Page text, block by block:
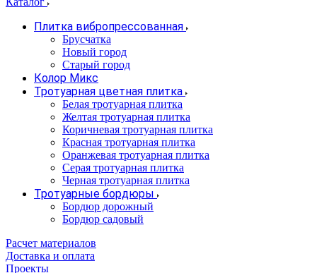
Плитка вибропрессованная
Брусчатка
Новый город
Старый город
Колор Микс
Тротуарная цветная плитка
Белая тротуарная плитка
Желтая тротуарная плитка
Коричневая тротуарная плитка
Красная тротуарная плитка
Оранжевая тротуарная плитка
Серая тротуарная плитка
Черная тротуарная плитка
Тротуарные бордюры
Бордюр дорожный
Бордюр садовый
Расчет материалов
Доставка и оплата
Проекты